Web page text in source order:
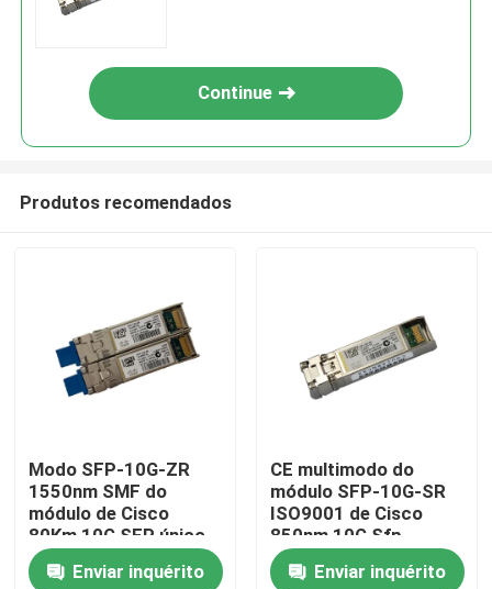
Casa
Produtos
Continue
Produtos recomendados
Modo SFP-10G-ZR
1550nm SMF do
módulo de Cisco
80Km 10G SFP único
Enviar inquérito
CE multimodo do
módulo SFP-10G-SR
ISO9001 de Cisco
850nm 10G Sfp
Enviar inquérito